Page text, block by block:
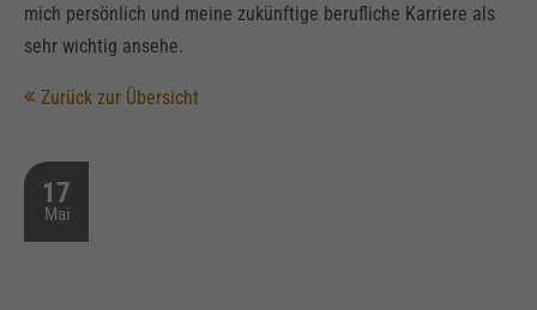
mich persönlich und meine zukünftige berufliche Karriere als
sehr wichtig ansehe.
Zurück zur Übersicht
17
Mai